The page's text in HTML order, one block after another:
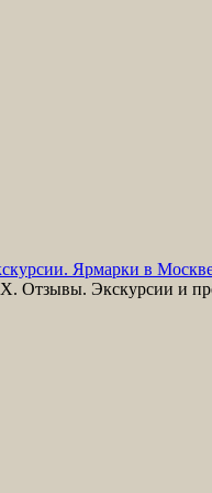
Ярмарки в
Экскурсии и